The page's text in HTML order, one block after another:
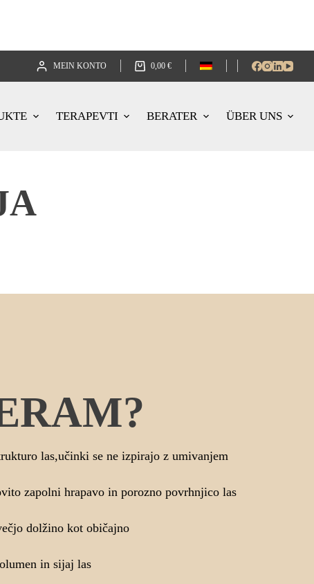
MEIN KONTO 0,00 €
TERAPEVTI BERATER ÜBER UNS
las,učinki se ne izpirajo z umivanjem
zapolni hrapavo in porozno povrhnjico las
dolžino kot običajno
in sijaj las